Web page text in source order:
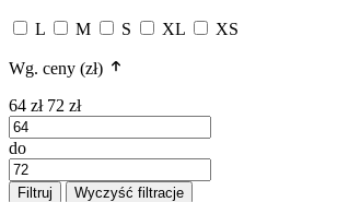
L M S XL XS
Wg. ceny (zł)
64 zł 72 zł
do
Filtruj Wyczyść filtracje